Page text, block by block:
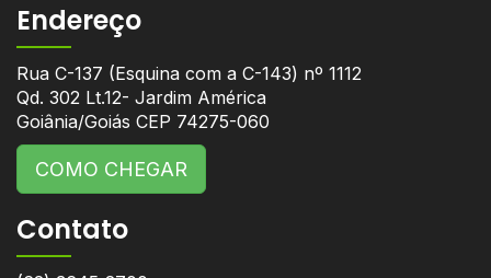
Endereço
Rua C-137 (Esquina com a C-143) nº 1112
Qd. 302 Lt.12- Jardim América
Goiânia/Goiás CEP 74275-060
COMO CHEGAR
Contato